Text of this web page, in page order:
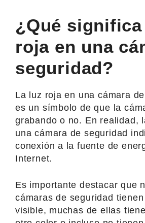
¿Qué
roja en una
seguridad?
La luz roja en una cámara
es un símbolo de que la
grabando o no. En realidad,
una cámara de seguridad
conexión a la fuente de
Internet.
Es importante destacar que
cámaras de seguridad
visible, muchas de ellas